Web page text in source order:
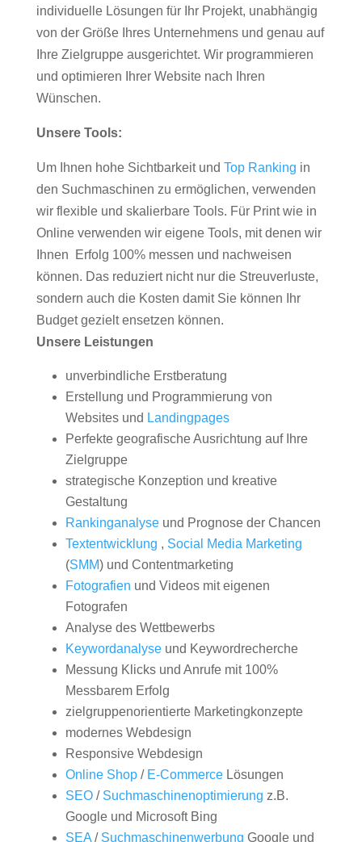
individuelle Lösungen für Ihr Projekt, unabhängig
von der Größe Ihres Unternehmens und genau auf
Ihre Zielgruppe ausgerichtet. Wir programmieren
und optimieren Ihrer Website nach Ihren
Wünschen.
Unsere Tools:
Um Ihnen hohe Sichtbarkeit und Top Ranking in
den Suchmaschinen zu ermöglichen, verwenden
wir flexible und skalierbare Tools. Für Print wie in
Online verwenden wir eigene Tools, mit denen wir
Ihnen Erfolg 100% messen und nachweisen
können. Das reduziert nicht nur die Streuverluste,
sondern auch die Kosten damit Sie können Ihr
Budget gezielt ensetzen können.
Unsere Leistungen
unverbindliche Erstberatung
Erstellung und Programmierung von
Websites und Landingpages
Perfekte geografische Ausrichtung auf Ihre
Zielgruppe
strategische Konzeption und kreative
Gestaltung
Rankinganalyseund Prognose der Chancen
Textentwicklung , Social Media Marketing
(SMM) und Contentmarketing
Fotografien und Videos mit eigenen
Fotografen
Analyse des Wettbewerbs
Keywordanalyseund Keywordrecherche
Messung Klicks und Anrufe mit 100%
Messbarem Erfolg
zielgruppenorientierte Marketingkonzepte
modernes Webdesign
Responsive Webdesign
Online Shop/ E-CommerceLösungen
SEO/ Suchmaschinenoptimierung z.B.
Google und Microsoft Bing
SEA/ Suchmaschinenwerbung Google und